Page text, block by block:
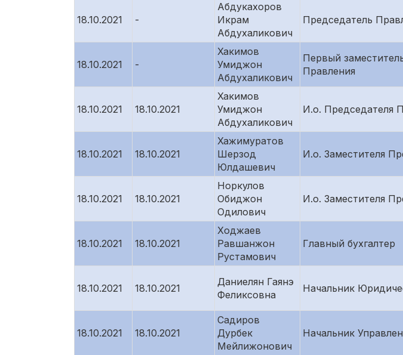
18.10.2021 -
Абдукахоров
Икрам
Абдухаликович
Председатель
18.10.2021 -
Хакимов
Умиджон
Абдухаликович
Первый
Правления
18.10.2021 18.10.2021
Хакимов
Умиджон
Абдухаликович
И.о. Председателя
18.10.2021 18.10.2021
Хажимуратов
Шерзод
Юлдашевич
И.о. Заместителя
18.10.2021 18.10.2021
Норкулов
Обиджон
Одилович
И.о. Заместителя
18.10.2021 18.10.2021
Ходжаев
Равшанжон
Рустамович
Главный бухгалтер
18.10.2021 18.10.2021
Даниелян Гаянэ
Феликсовна
Начальник
18.10.2021 18.10.2021
Садиров
Дурбек
Мейлижонович
Начальник